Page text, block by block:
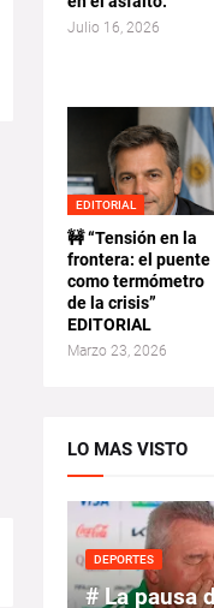
Julio 16, 2026
EDITORIAL
🚧 “Tensión en la
frontera: el puente
como termómetro
de la crisis”
EDITORIAL
Marzo 23, 2026
LO MAS VISTO
DEPORTES
# La pausa